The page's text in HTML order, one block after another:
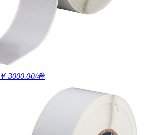
￥ 3000.00/卷